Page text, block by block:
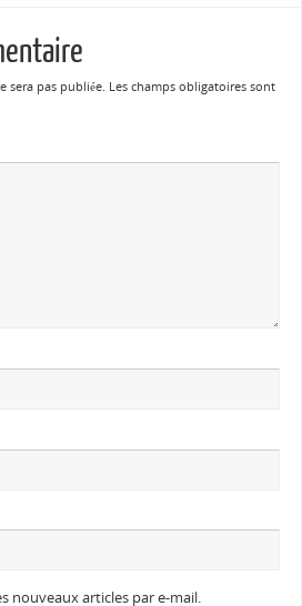
sera pas publiée. Les champs obligatoires sont
nouveaux articles par e-mail.